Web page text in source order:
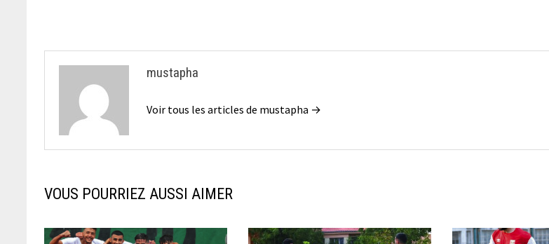
mustapha
Voir tous les articles de mustapha →
VOUS POURRIEZ AUSSI AIMER